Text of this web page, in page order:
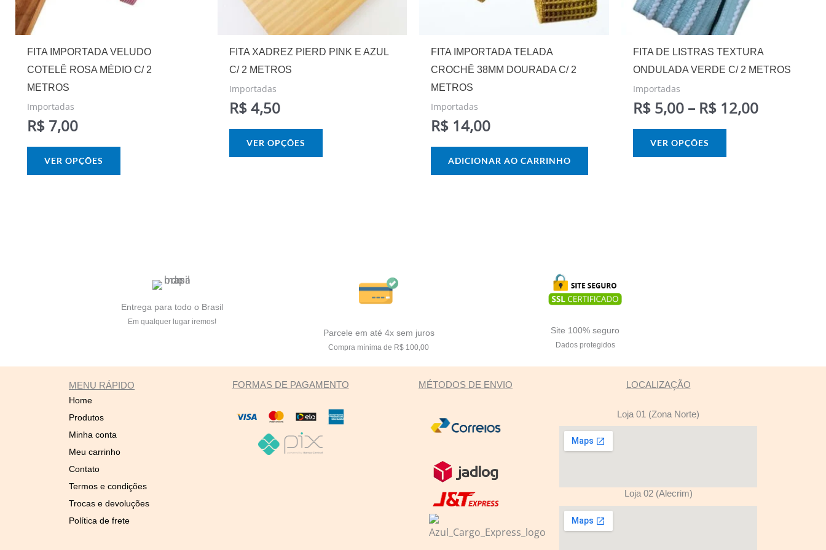
FITA IMPORTADA VELUDO
COTELÊ ROSA MÉDIO C/ 2
METROS
Importadas
R$ 7,00
VER OPÇÕES
página
do
FITA XADREZ PIERD PINK E AZUL
C/ 2 METROS
Importadas
R$4,50
VER OPÇÕES
escolhidas
na
página
FITA IMPORTADA TELADA
CROCHÊ 38MM DOURADA C/ 2
METROS
Importadas
R$ 14,00
ADICIONAR AO CARRINHO
FITA DE LISTRAS TEXTURA
ONDULADA VERDE C/ 2 METROS
Importadas
R$5,00 – R$12,00
VER OPÇÕES
escolhidas
na
página
do
Entrega para todo o Brasil
Em qualquer lugar iremos!
Parcele em até 4x sem juros
Compra mínima de R$ 100,00
Site 100% seguro
Dados protegidos
MENU RÁPIDO
Home
Produtos
Minha conta
Meu carrinho
Contato
Termos e condições
Trocas e devoluções
Política de frete
FORMAS DE PAGAMENTO MÉTODOS DE ENVIO LOCALIZAÇÃO
Loja 01 (Zona Norte)
Loja 02 (Alecrim)